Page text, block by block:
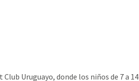
Uruguayo, donde los niños de 7 a 14